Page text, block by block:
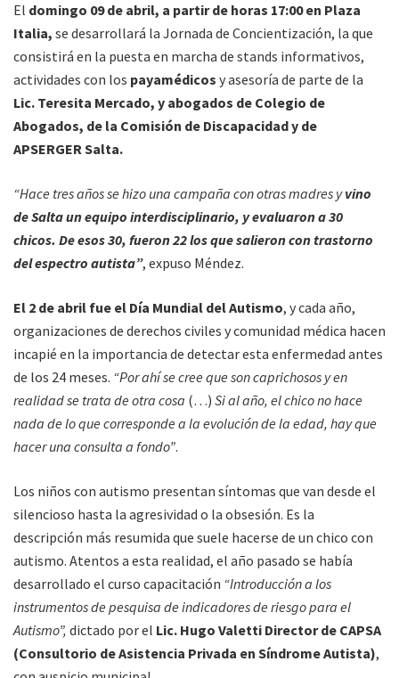
El domingo 09 de abril, a partir de horas 17:00 en Plaza
Italia, se desarrollará la Jornada de Concientización, la que
consistirá en la puesta en marcha de stands informativos,
actividades con los payamédicos y asesoría de parte de la
Lic. Teresita Mercado, y abogados de Colegio de
Abogados, de la Comisión de Discapacidad y de
APSERGER Salta.
“Hace tres años se hizo una campaña con otras madres yvino
de Salta un equipo interdisciplinario, y evaluaron a 30
chicos. De esos 30, fueron 22 los que salieron con trastorno
del espectro autista”, expuso Méndez.
El 2 de abril fue el Día Mundial del Autismo, y cada año,
organizaciones de derechos civiles y comunidad médica hacen
incapié en la importancia de detectar esta enfermedad antes
de los 24 meses. “Por ahí se cree que son caprichosos y en
realidad se trata de otra cosa (…) Si al año, el chico no hace
nada de lo que corresponde a la evolución de la edad, hay que
hacer una consulta a fondo”.
Los niños con autismo presentan síntomas que van desde el
silencioso hasta la agresividad o la obsesión. Es la
descripción más resumida que suele hacerse de un chico con
autismo. Atentos a esta realidad, el año pasado se había
desarrollado el curso capacitación “Introducción a los
instrumentos de pesquisa de indicadores de riesgo para el
Autismo”, dictado por el Lic. Hugo Valetti Director de CAPSA
(Consultorio de Asistencia Privada en Síndrome Autista),